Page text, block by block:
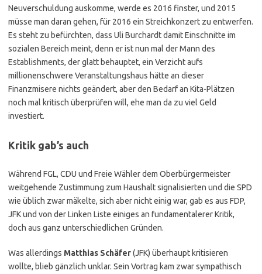
Neuverschuldung auskomme, werde es 2016 finster, und 2015
müsse man daran gehen, für 2016 ein Streichkonzert zu entwerfen.
Es steht zu befürchten, dass Uli Burchardt damit Einschnitte im
sozialen Bereich meint, denn er ist nun mal der Mann des
Establishments, der glatt behauptet, ein Verzicht aufs
millionenschwere Veranstaltungshaus hätte an dieser
Finanzmisere nichts geändert, aber den Bedarf an Kita-Plätzen
noch mal kritisch überprüfen will, ehe man da zu viel Geld
investiert.
Kritik gab’s auch
Während FGL, CDU und Freie Wähler dem Oberbürgermeister
weitgehende Zustimmung zum Haushalt signalisierten und die SPD
wie üblich zwar mäkelte, sich aber nicht einig war, gab es aus FDP,
JFK und von der Linken Liste einiges an fundamentalerer Kritik,
doch aus ganz unterschiedlichen Gründen.
Was allerdings Matthias Schäfer(JFK) überhaupt kritisieren
wollte, blieb gänzlich unklar. Sein Vortrag kam zwar sympathisch